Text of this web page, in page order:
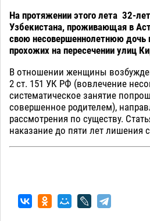
На протяжении этого лета 32-
Узбекистана, проживающая в
свою несовершеннолетнюю дочь
прохожих на пересечении улиц
В отношении женщины
2 ст. 151 УК РФ (вовлечение
систематическое занятие
совершенное родителем),
рассмотрения по существу.
наказание до пяти лет лишения